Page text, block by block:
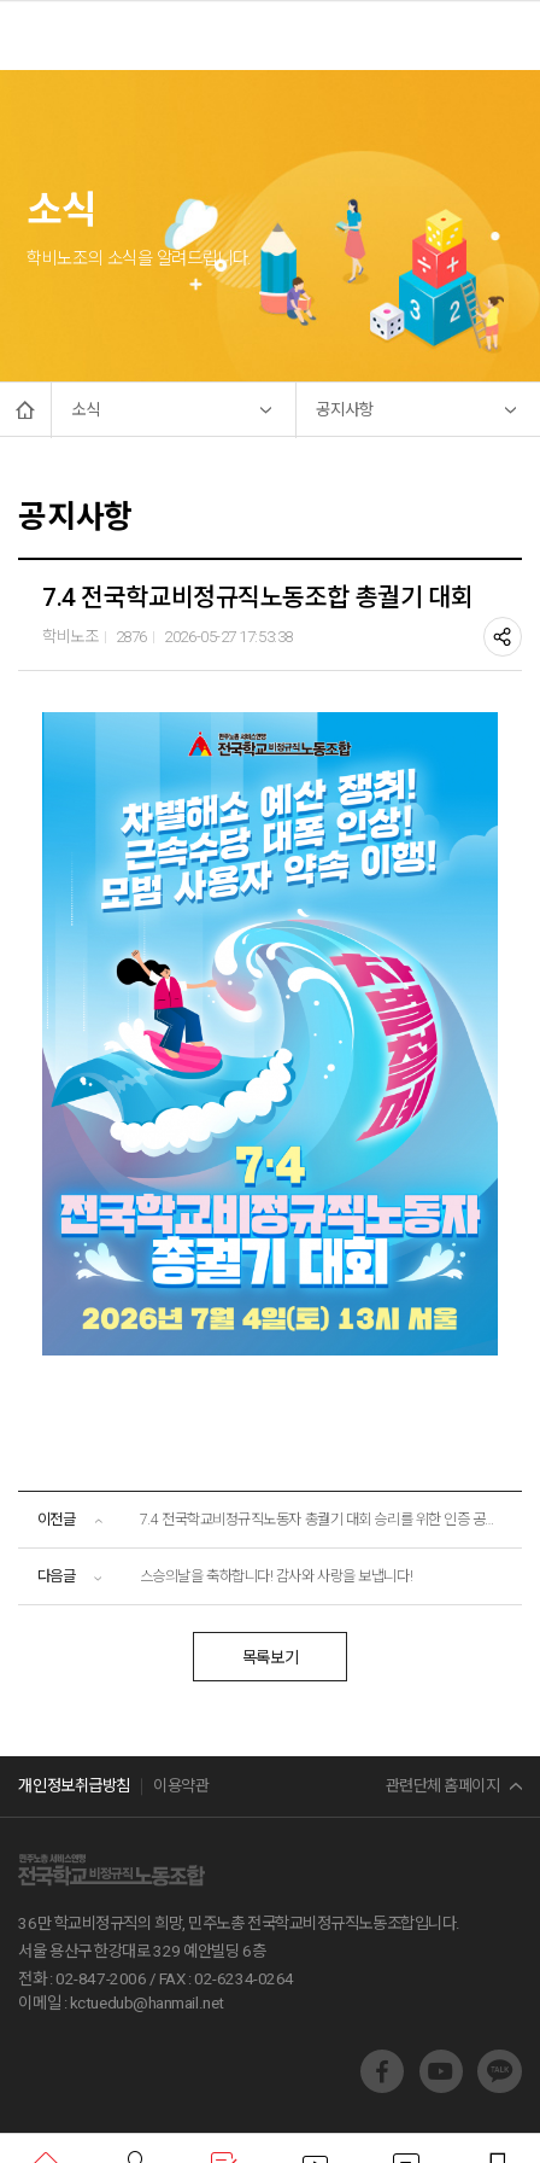
소식
학비노조의 소식을 알려드립니다.
소식 공지사항
공지사항
7.4 전국학교비정규직노동조합 총궐기 대회
학비노조 2876 2026-05-27 17:53:38
이전글 7.4 전국학교비정규직노동자 총궐기 대회 승리를 위한 인증 공모전 <가자 7.4 총궐기! 가자 서울로!>
다음글 스승의날을 축하합니다! 감사와 사랑을 보냅니다!
목록보기
개인정보취급방침 이용약관 관련단체 홈페이지
민주노총
전교조
공무원노조
진보당
학교알리미
36만 학교비정규직의 희망, 민주노총 전국학교비정규직노동조합입니다.
서울 용산구 한강대로 329 예안빌딩 6층
전화 : 02-847-2006 / FAX : 02-6234-0264
이메일 : kctuedub@hanmail.net